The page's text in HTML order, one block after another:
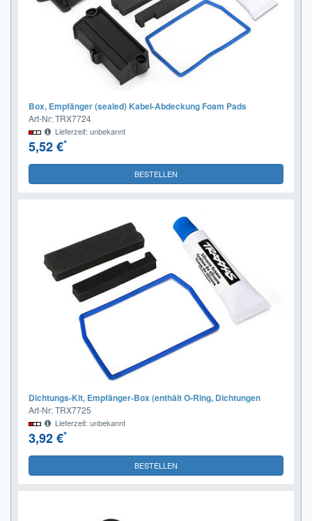
Box, Empfänger (sealed) Kabel-Abdeckung Foam Pads
Art-Nr: TRX7724
Lieferzeit: unbekannt
5,52 €*
BESTELLEN
Dichtungs-Kit, Empfänger-Box (enthält O-Ring, Dichtungen
Art-Nr: TRX7725
Lieferzeit: unbekannt
3,92 €*
BESTELLEN